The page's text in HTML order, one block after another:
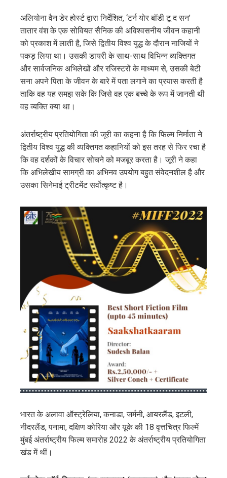
अलियोना वैन डेर होर्स्ट द्वारा निर्देशित, ‘टर्न योर बॉडी टू द सन’
तातार वंश के एक सोवियत सैनिक की अविश्वसनीय जीवन कहानी
को प्रकाश में लाती है, जिसे द्वितीय विश्व युद्ध के दौरान नाजियों ने
पकड़ लिया था। उसकी डायरी के साथ-साथ विभिन्न व्यक्तिगत
और सार्वजनिक अभिलेखों और रजिस्टरों के माध्यम से, उसकी बेटी
सना अपने पिता के जीवन के बारे में पता लगाने का प्रयास करती है
ताकि वह यह समझ सके कि जिसे वह एक बच्चे के रूप में जानती थी
वह व्यक्ति क्या था।
अंतर्राष्ट्रीय प्रतियोगिता की जूरी का कहना है कि फिल्म निर्माता ने
द्वितीय विश्व युद्ध की व्यक्तिगत कहानियों को इस तरह से फिर रचा है
कि वह दर्शकों के विचार सोचने को मजबूर करता है। जूरी ने कहा
कि अभिलेखीय सामग्री का अभिनव उपयोग बहुत संवेदनशील है और
उसका सिनेमाई ट्रीटमेंट सर्वोत्कृष्ट है।
भारत के अलावा ऑस्ट्रेलिया, कनाडा, जर्मनी, आयरलैंड, इटली,
नीदरलैंड, पनामा, दक्षिण कोरिया और यूके की 18 वृत्तचित्र फिल्में
मुंबई अंतर्राष्ट्रीय फिल्म समारोह 2022 के अंतर्राष्ट्रीय प्रतियोगिता
खंड में थीं।